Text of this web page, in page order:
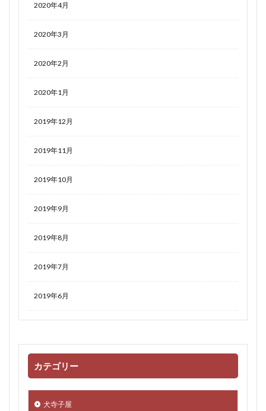
2020年4月
2020年3月
2020年2月
2020年1月
2019年12月
2019年11月
2019年10月
2019年9月
2019年8月
2019年7月
2019年6月
カテゴリー
犬寺子屋